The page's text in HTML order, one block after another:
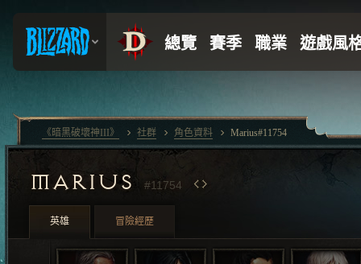
MARIUS #11754
英雄 冒險經歷
《暗黑破壞神III》 社群 角色資料 Marius#11754